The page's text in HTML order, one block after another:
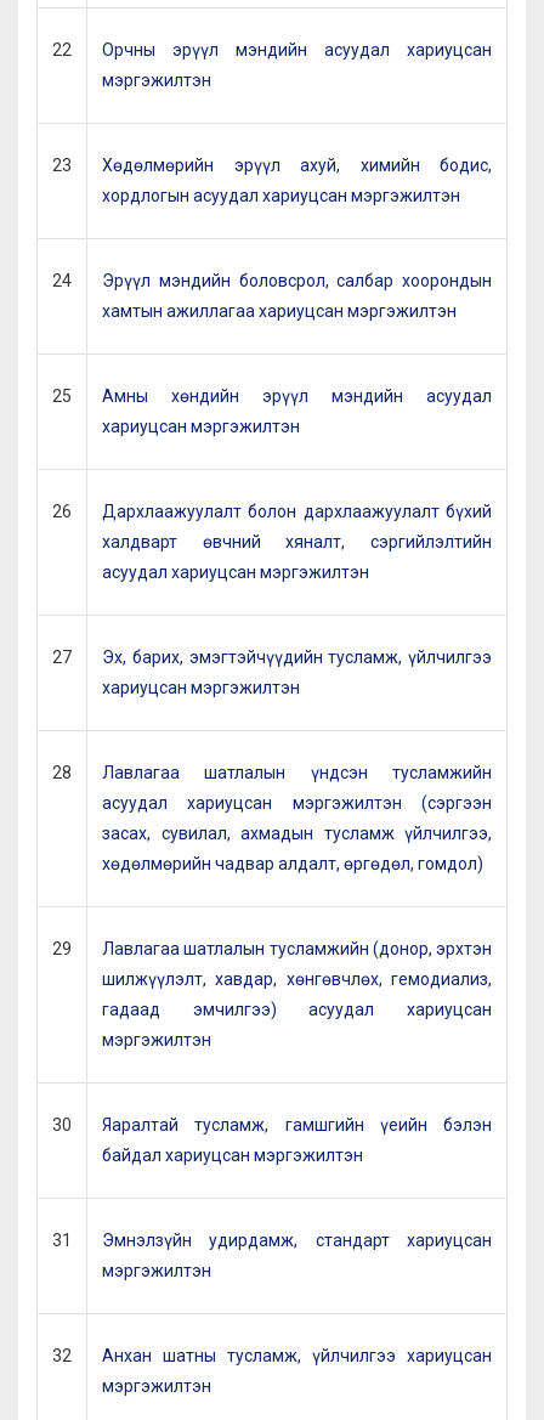
22
Орчны эрүүл мэндийн асуудал хариуцсан
мэргэжилтэн
23
Хөдөлмөрийн эрүүл ахуй, химийн бодис,
хордлогын асуудал хариуцсан мэргэжилтэн
24
Эрүүл мэндийн боловсрол, салбар хоорондын
хамтын ажиллагаа хариуцсан мэргэжилтэн
25
Амны хөндийн эрүүл мэндийн асуудал
хариуцсан мэргэжилтэн
26
Дархлаажуулалт болон дархлаажуулалт бүхий
халдварт өвчний хяналт, сэргийлэлтийн
асуудал хариуцсан мэргэжилтэн
27
Эх, барих, эмэгтэйчүүдийн тусламж, үйлчилгээ
хариуцсан мэргэжилтэн
28
Лавлагаа шатлалын үндсэн тусламжийн
асуудал хариуцсан мэргэжилтэн (сэргээн
засах, сувилал, ахмадын тусламж үйлчилгээ,
хөдөлмөрийн чадвар алдалт, өргөдөл, гомдол)
29
Лавлагаа шатлалын тусламжийн (донор, эрхтэн
шилжүүлэлт, хавдар, хөнгөвчлөх, гемодиализ,
гадаад эмчилгээ) асуудал хариуцсан
мэргэжилтэн
30
Яаралтай тусламж, гамшгийн үеийн бэлэн
байдал хариуцсан мэргэжилтэн
31
Эмнэлзүйн удирдамж, стандарт хариуцсан
мэргэжилтэн
32
Анхан шатны тусламж, үйлчилгээ хариуцсан
мэргэжилтэн